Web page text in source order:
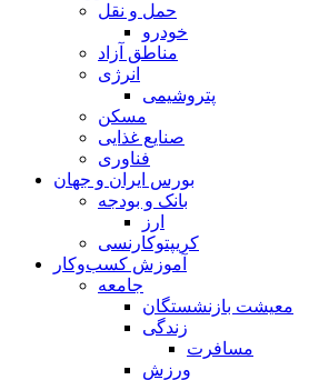
حمل و نقل
خودرو
مناطق آزاد
انرژی
پتروشیمی
مسکن
صنایع غذایی
فناوری
بورس ایران و جهان
بانک و بودجه
ارز
کریپتوکارنسی
آموزش کسب‌وکار
جامعه
معیشت بازنشستگان
زندگی
مسافرت
ورزش